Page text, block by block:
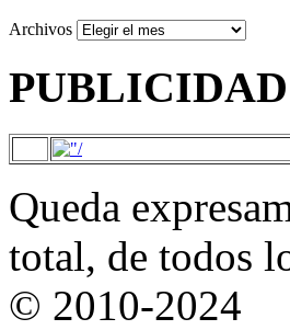
Archivos
PUBLICIDAD
Queda
total, de todos
© 2010-2024